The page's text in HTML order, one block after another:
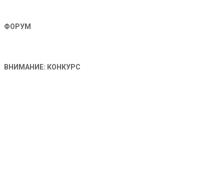
ФОРУМ
ВНИМАНИЕ: КОНКУРС